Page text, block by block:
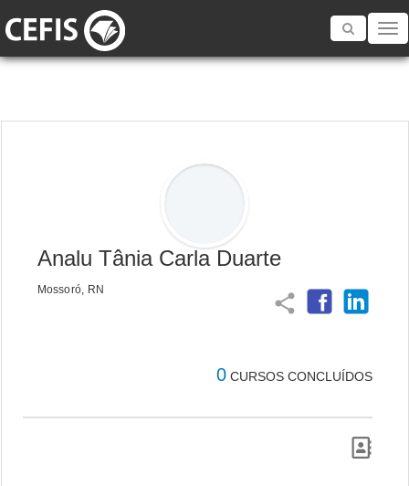
Toggle
Analu Tânia Carla Duarte
Mossoró, RN
share
0 CURSOS CONCLUÍDOS